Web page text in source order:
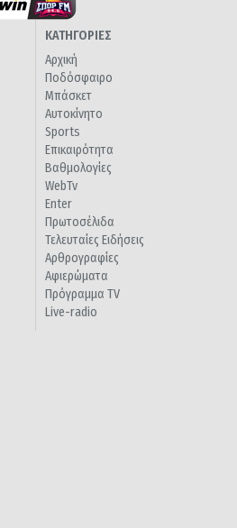
ΚΑΤΗΓΟΡΙΕΣ
Αρχική
Ποδόσφαιρο
Μπάσκετ
Αυτοκίνητο
Sports
Επικαιρότητα
Βαθμολογίες
WebTv
Enter
Πρωτοσέλιδα
Τελευταίες Ειδήσεις
Αρθρογραφίες
Αφιερώματα
Πρόγραμμα TV
Live-radio